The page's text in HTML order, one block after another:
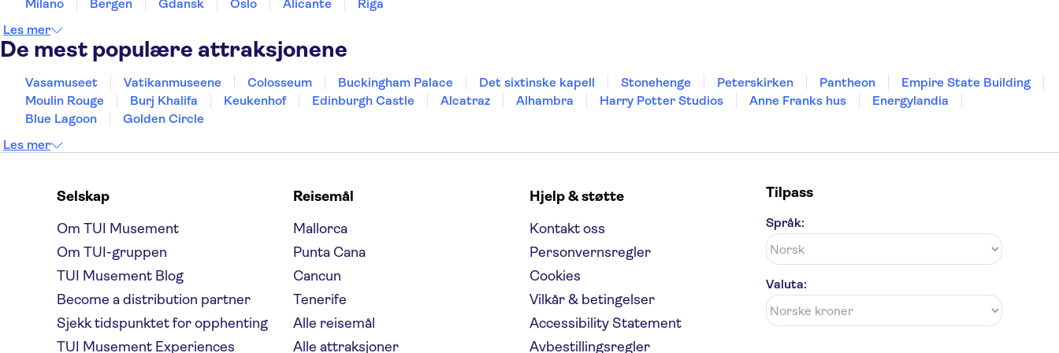
Milano
Bergen Gdansk Oslo Alicante
Riga
Les mer
De mest populære attraksjonene
Vasamuseet Vatikanmuseene Colosseum Buckingham Palace Det sixtinske kapell Stonehenge Peterskirken Pantheon
Empire State Building
Moulin Rouge
Burj Khalifa Keukenhof Edinburgh Castle Alcatraz Alhambra Harry Potter Studios Anne Franks hus
Energylandia
Blue Lagoon
Golden Circle
Les mer
Selskap
Om TUI Musement
Om TUI-gruppen
TUI Musement Blog
Become a distribution partner
Sjekk tidspunktet for opphenting
TUI Musement Experiences
Reisemål
Mallorca
Punta Cana
Cancun
Tenerife
Alle reisemål
Alle attraksjoner
Hjelp & støtte
Kontakt oss
Personvernsregler
Cookies
Vilkår & betingelser
Accessibility Statement
Avbestillingsregler
Tilpass
Språk:
Valuta: